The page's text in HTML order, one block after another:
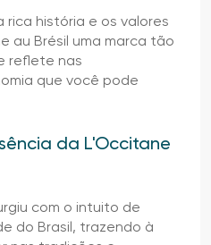
rica história e os valores
au Brésil uma marca tão
reflete nas
que você pode
da L'Occitane
com o intuito de
do Brasil, trazendo à